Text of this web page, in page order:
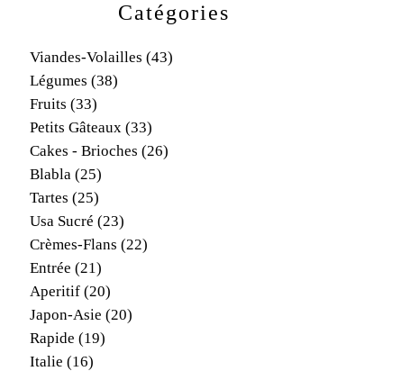
Catégories
Viandes-Volailles (43)
Légumes (38)
Fruits (33)
Petits Gâteaux (33)
Cakes - Brioches (26)
Blabla (25)
Tartes (25)
Usa Sucré (23)
Crèmes-Flans (22)
Entrée (21)
Aperitif (20)
Japon-Asie (20)
Rapide (19)
Italie (16)